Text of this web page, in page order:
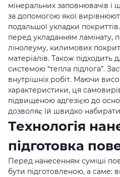
мінеральних заповнювачів і
за допомогою якої
подальшої укладки
перед укладанням ламінату,
лінолеуму, килимових
матеріалів. Також підходить
системою “тепла підлога”.
внутрішніх робіт. Маючи
характеристики, ця
підвищеною адгезією до
дозволяє їй швидко набирати
Технологія
підготовка
Перед нанесенням суміші
бути підготовленою, а